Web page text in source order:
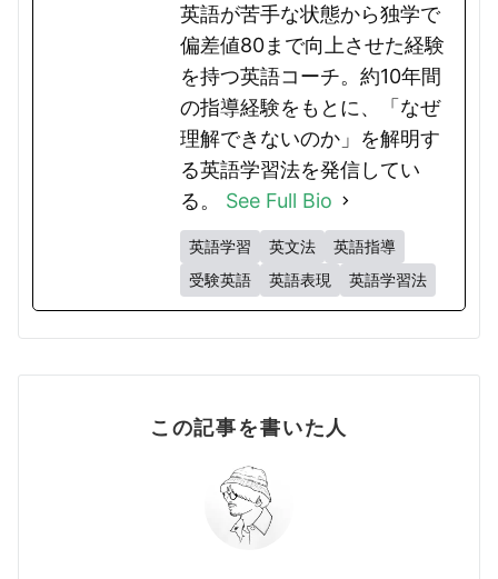
英語が苦手な状態から独学で
偏差値80まで向上させた経験
を持つ英語コーチ。約10年間
の指導経験をもとに、「なぜ
理解できないのか」を解明す
る英語学習法を発信してい
る。 See Full Bio
英語学習 英文法
英語指導
受験英語
英語表現 英語学習法
この記事を書いた人